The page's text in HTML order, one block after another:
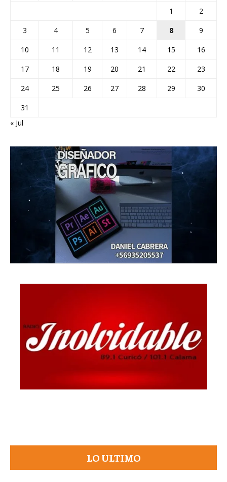
1
2
3
4 5 6 7 8
9
10
11 12 13 14 15
16
17
18 19 20 21 22
23
24
25 26 27 28 29
30
31
« Jul
LO ULTIMO